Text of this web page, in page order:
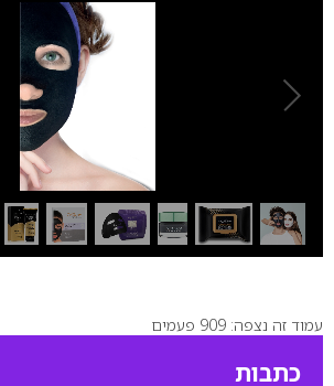
עמוד זה נצפה: 909 פעמים
כתבות